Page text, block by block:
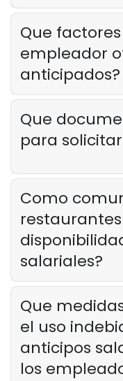
Que
empleador
anticipados?
Que
para
Como
salariales?
Que
el uso
anticipos
los